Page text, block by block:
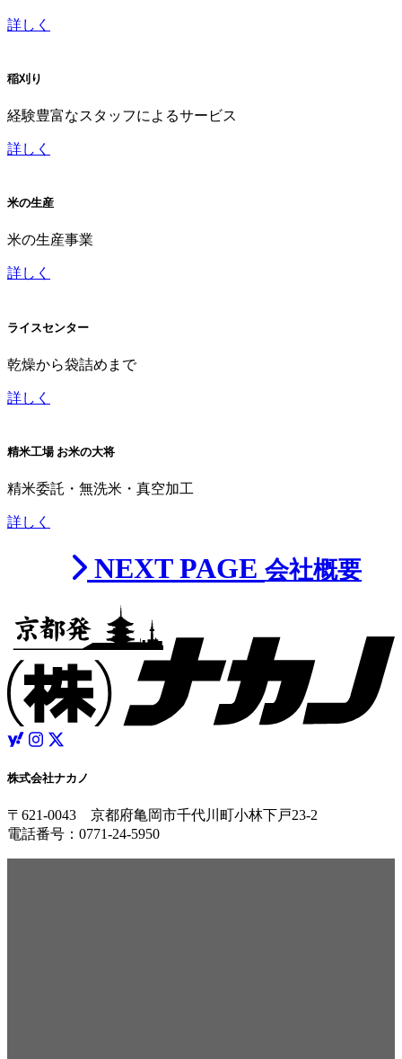
詳しく
稲刈り
経験豊富なスタッフによるサービス
詳しく
米の生産
米の生産事業
詳しく
ライスセンター
乾燥から袋詰めまで
詳しく
精米工場 お米の大将
精米委託・無洗米・真空加工
詳しく
NEXT PAGE会社概要
株式会社ナカノ
〒621-0043 京都府亀岡市千代川町小林下戸23-2
電話番号：0771-24-5950